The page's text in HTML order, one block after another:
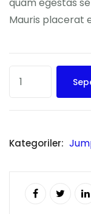
Mauris placerat
Kategoriler: